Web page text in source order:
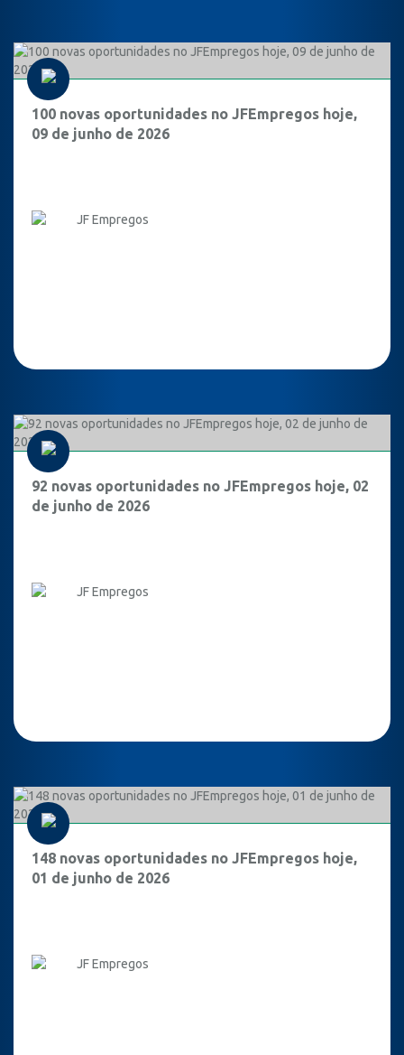
100 novas oportunidades no JFEmpregos hoje,
09 de junho de 2026
JF Empregos
92 novas oportunidades no JFEmpregos hoje, 02
de junho de 2026
JF Empregos
148 novas oportunidades no JFEmpregos hoje,
01 de junho de 2026
JF Empregos